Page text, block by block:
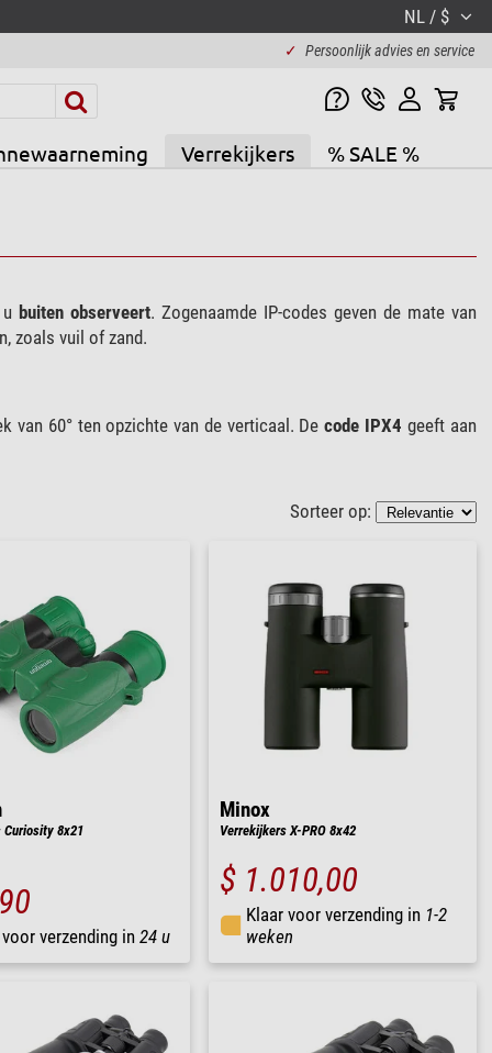
NL / $
✓ Persoonlijk advies en service
Verrekijkers % SALE %
buiten observeert. Zogenaamde IP-codes geven de mate van
zoals vuil of zand.
van 60° ten opzichte van de verticaal. Decode IPX4 geeft aan
Sorteer op:
8x21
verzending in 24 u
Minox
Verrekijkers X-PRO 8x42
$ 1.010,00
Klaar voor verzending in 1-2
weken